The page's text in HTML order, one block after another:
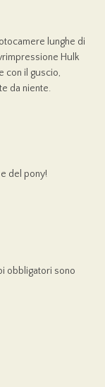
lunghe di
Hulk
con il guscio,
da niente.
del pony!
obbligatori sono